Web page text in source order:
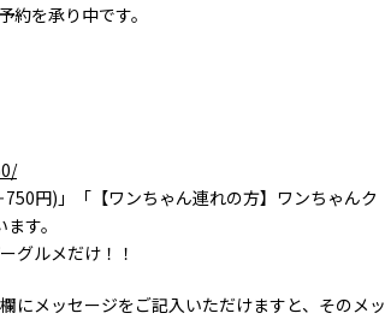
を承り中です。
円)」「【ワンちゃん連れの方】ワンちゃんク
す。
グルメだけ！！
にメッセージをご記入いただけますと、そのメッ